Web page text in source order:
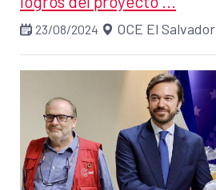
23/08/2024 OCE El Salvador